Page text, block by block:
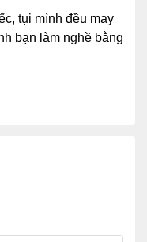
tụi mình đều may
bạn làm nghề bằng